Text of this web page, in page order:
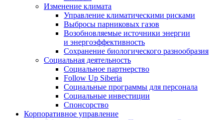
Изменение климата
Управление климатическими рисками
Выбросы парниковых газов
Возобновляемые источники энергии
и энергоэффективность
Сохранение биологического разнообразия
Социальная деятельность
Социальное партнерство
Follow Up Siberia
Социальные программы для персонала
Социальные инвестиции
Спонсорство
Корпоративное управление